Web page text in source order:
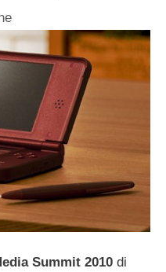
Summit 2010 di